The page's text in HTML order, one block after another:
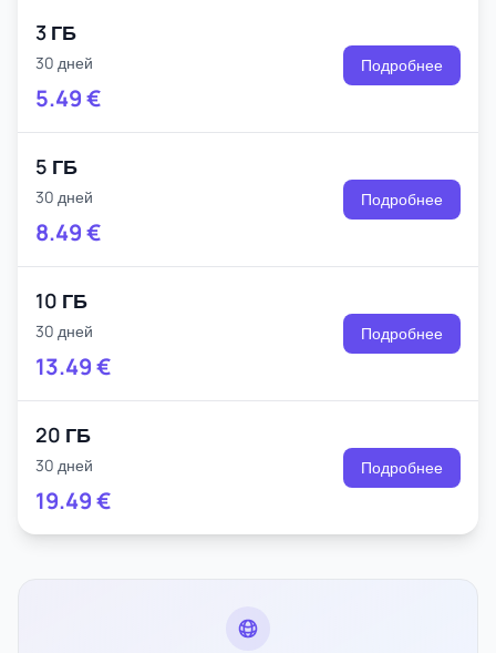
3 ГБ
30 дней
5.49€
Подробнее
5 ГБ
30 дней
8.49€
Подробнее
10 ГБ
30 дней
13.49€
Подробнее
20 ГБ
30 дней
19.49€
Подробнее